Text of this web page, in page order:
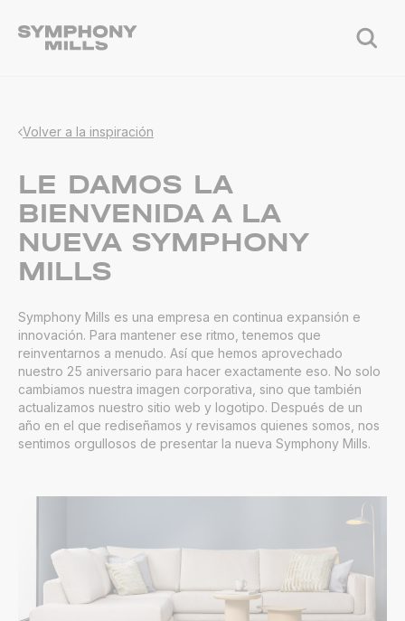
Volver a la inspiración
LE DAMOS LA
BIENVENIDA A LA
NUEVA SYMPHONY
MILLS
Symphony Mills es una empresa en continua expansión e
innovación. Para mantener ese ritmo, tenemos que
reinventarnos a menudo. Así que hemos aprovechado
nuestro 25 aniversario para hacer exactamente eso. No solo
cambiamos nuestra imagen corporativa, sino que también
actualizamos nuestro sitio web y logotipo. Después de un
año en el que rediseñamos y revisamos quienes somos, nos
sentimos orgullosos de presentar la nueva Symphony Mills.